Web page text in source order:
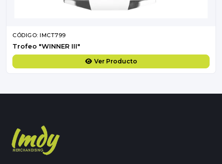
CÓDIGO: IMCT799
Trofeo "WINNER III"
Ver Producto